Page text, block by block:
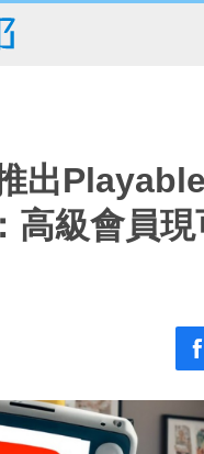
出
高級會員